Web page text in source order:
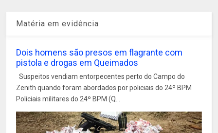
Matéria em evidência
Dois homens são presos em flagrante com
pistola e drogas em Queimados
Suspeitos vendiam entorpecentes perto do Campo do
Zenith quando foram abordados por policiais do 24º BPM
Policiais militares do 24º BPM (Q...